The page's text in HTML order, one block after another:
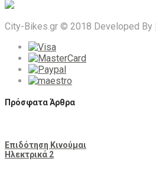
City-Bikes.gr © 2018 Developed By
Πρόσφατα Άρθρα
Επιδότηση Κινούμαι
Ηλεκτρικά 2